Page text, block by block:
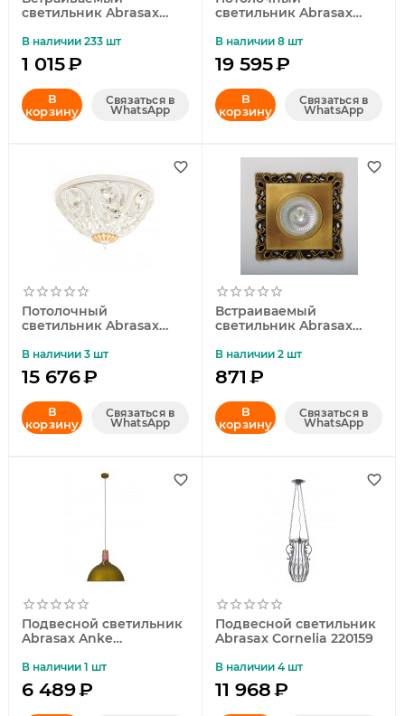
светильник Abrasax
В наличии 233 шт
1 015₽
В
корзину
Связаться в
WhatsApp
светильник Abrasax
В наличии 8 шт
19 595₽
В
корзину
Связаться в
WhatsApp
Потолочный
светильник Abrasax
В наличии 3 шт
15 676₽
В
корзину
Связаться в
WhatsApp
Встраиваемый
светильник Abrasax
В наличии 2 шт
871 ₽
В
корзину
Связаться в
WhatsApp
Подвесной светильник
Abrasax Anke
В наличии 1 шт
6 489₽
Подвесной светильник
Abrasax Cornelia 220159
В наличии 4 шт
11 968₽